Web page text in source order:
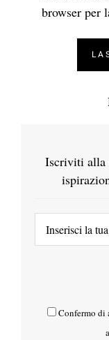
browser per
Iscriviti alla
Confermo di